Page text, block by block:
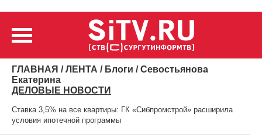
ГЛАВНАЯ /ЛЕНТА / Блоги / Севостьянова
Екатерина
ДЕЛОВЫЕ НОВОСТИ
Ставка 3,5% на все квартиры: ГК «Сибпромстрой» расширила
условия ипотечной программы